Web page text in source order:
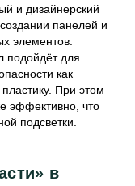
и дизайнерский
панелей и
элементов.
подойдёт для
как
При этом
эффективно, что
подсветки.
в